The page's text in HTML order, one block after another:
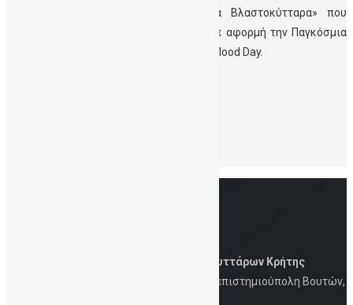
Ενημέρωσης και Εκδηλωσεων για τα Βλαστοκύτταρα» που
πραγματοποιήθηκε το Νοέμβριο 2020 με αφορμή την Παγκόσμια
Ημέρα Ομφαλικού Αίματος – World Cord Blood Day.
Δημόσια Τράπεζα Ομφαλικών Βλαστοκυττάρων Κρήτης
Iατρική Σχολή, Πανεπιστήμιο Κρήτης, Πανεπιστημιούπολη Βουτών,